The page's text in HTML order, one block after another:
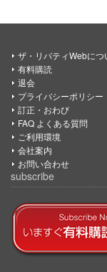
ザ・リバティWebにつ
有料購読
退会
プライバシーポリシー
訂正・おわび
FAQ よくある質問
ご利用環境
会社案内
お問い合わせ
subscribe